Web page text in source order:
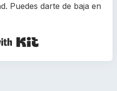
Puedes darte de baja en